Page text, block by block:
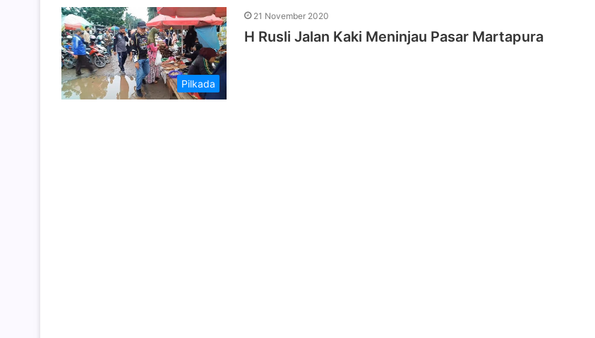
Pilkada
21 November 2020
H Rusli Jalan Kaki Meninjau Pasar Martapura